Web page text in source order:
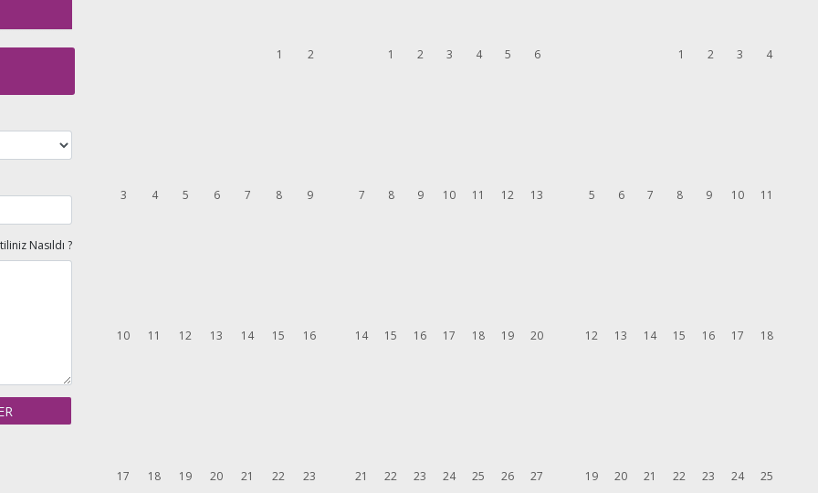
gibi
Nasıldı ?
1 2
3 4 5 6 7 8 9
10 11 12 13 14 15 16
17 18 19 20 21 22 23
1 2 3 4 5 6
7 8 9 10 11 12 13
14 15 16 17 18 19 20
21 22 23 24 25 26 27
1 2 3 4
5 6 7 8 9 10 11
12 13 14 15 16 17 18
19 20 21 22 23 24 25